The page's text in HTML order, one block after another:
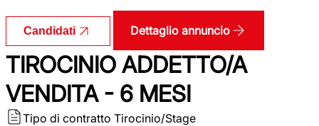
Candidati Dettaglio annuncio
TIROCINIO ADDETTO/A
VENDITA - 6 MESI
Tipo di contratto Tirocinio/Stage